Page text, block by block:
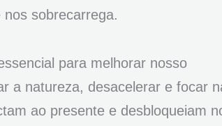
sobrecarrega.
para melhorar nosso
a natureza, desacelerar e focar
ao presente e desbloqueiam